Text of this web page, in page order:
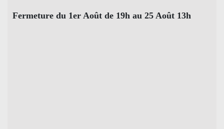
Fermeture du 1er Août de 19h au 25 Août 13h